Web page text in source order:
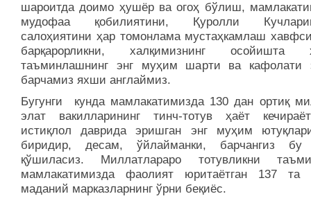
шароитда доимо ҳушёр ва огоҳ бўлиш,
мудофаа қобилиятини, Қуролли
салоҳиятини ҳар томонлама мустаҳкамлаш
барқарорликни, халқимизнинг осойишта
таъминлашнинг энг муҳим шарти ва кафолати
барчамиз яхши англаймиз.
Бугунги кунда мамлакатимизда 130 дан ортиқ
элат вакилларининг тинч-тотув ҳаёт
истиқлол даврида эришган энг муҳим
биридир, десам, ўйлайманки, барчангиз бу
қўшиласиз. Миллатлараро тотувликни
мамлакатимизда фаолият юритаётган 137 та
маданий марказларнинг ўрни беқиёс.